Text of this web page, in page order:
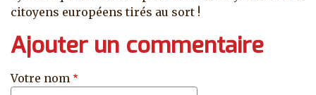
citoyens européens tirés au sort !
Ajouter un commentaire
Votre nom